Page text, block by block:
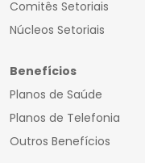
Comitês Setoriais
Núcleos Setoriais
Benefícios
Planos de Saúde
Planos de Telefonia
Outros Benefícios